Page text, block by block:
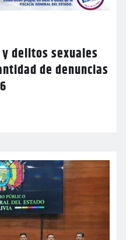
delitos sexuales
de denuncias